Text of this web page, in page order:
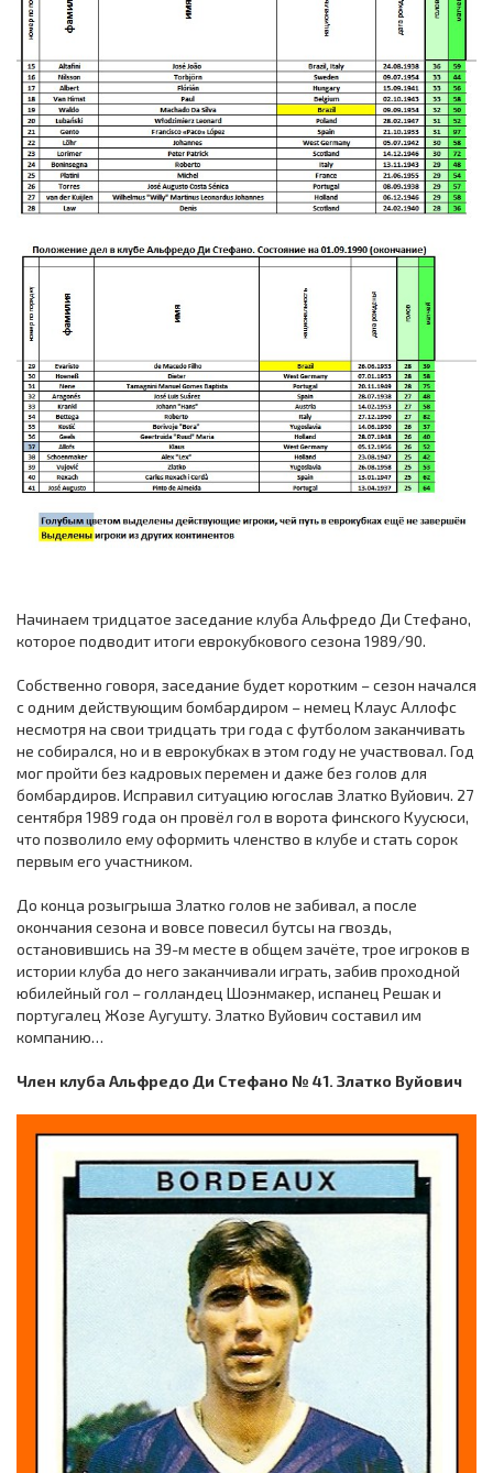
Начинаем тридцатое заседание клуба Альфредо Ди Стефано,
которое подводит итоги еврокубкового сезона 1989/90.
Собственно говоря, заседание будет коротким – сезон начался
с одним действующим бомбардиром – немец Клаус Аллофс
несмотря на свои тридцать три года с футболом заканчивать
не собирался, но и в еврокубках в этом году не участвовал. Год
мог пройти без кадровых перемен и даже без голов для
бомбардиров. Исправил ситуацию югослав Златко Вуйович. 27
сентября 1989 года он провёл гол в ворота финского Куусюси,
что позволило ему оформить членство в клубе и стать сорок
первым его участником.
До конца розыгрыша Златко голов не забивал, а после
окончания сезона и вовсе повесил бутсы на гвоздь,
остановившись на 39-м месте в общем зачёте, трое игроков в
истории клуба до него заканчивали играть, забив проходной
юбилейный гол – голландец Шоэнмакер, испанец Решак и
португалец Жозе Аугушту. Златко Вуйович составил им
компанию…
Член клуба Альфредо Ди Стефано № 41. Златко Вуйович